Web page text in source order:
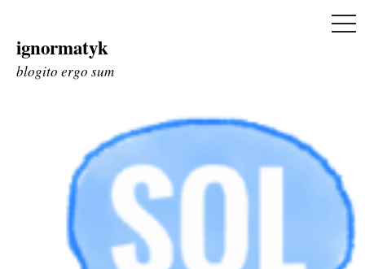
Skip
to
ignormatyk
blogito ergo sum